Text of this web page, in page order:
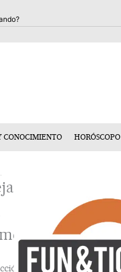
CONOCIMIENTO HORÓSCOPO